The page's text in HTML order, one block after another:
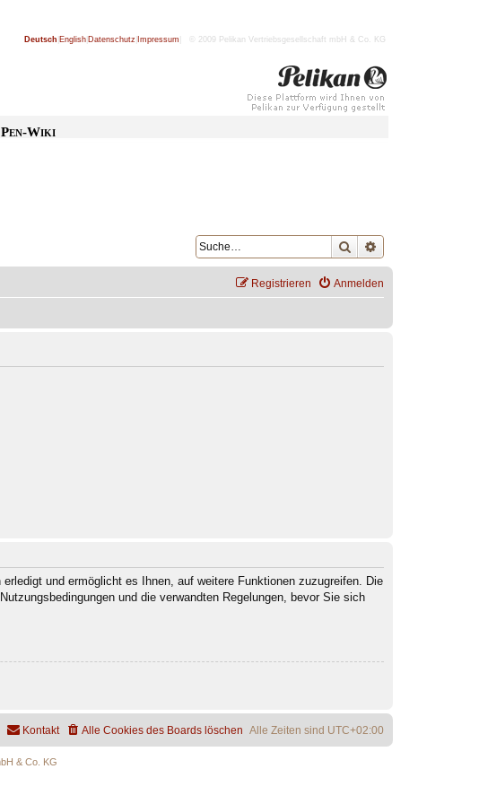
Deutsch English Datenschutz Impressum | © 2009 Pelikan Vertriebsgesellschaft mbH & Co. KG
Pen-Wiki
Suche
Anmelden
Registrieren
und ermöglicht es Ihnen, auf weitere Funktionen zuzugreifen. Die
und die verwandten Regelungen, bevor Sie sich
Alle Zeiten sind UTC+02:00
Alle Cookies des Boards löschen
Kontakt
& Co. KG